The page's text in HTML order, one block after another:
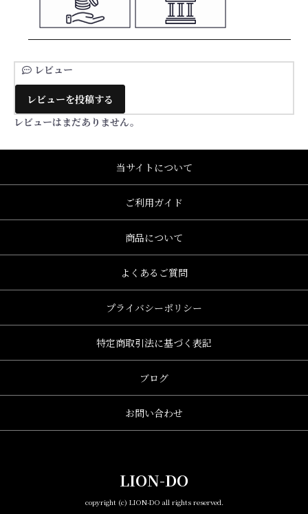
レビュー
レビューを投稿する
レビューはまだありません。
当サイトについて
ご利用ガイド
商品について
よくあるご質問
プライバシーポリシー
特定商取引法に基づく表記
ブログ
お問い合わせ
LION-DO
copyright (c) LION-DO all rights reserved.